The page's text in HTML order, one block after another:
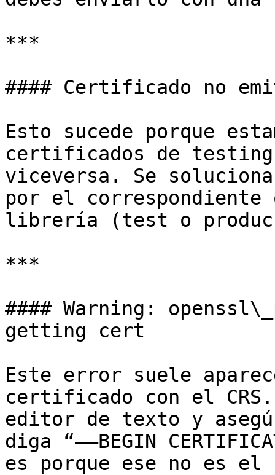
***
#### Certificado no
Esto sucede porque
certificados de testing
viceversa. Se
por el correspondiente
librería (test o
***
#### Warning:
getting cert
Este error suele
certificado con el
editor de texto y
diga “—–BEGIN
es porque ese no es